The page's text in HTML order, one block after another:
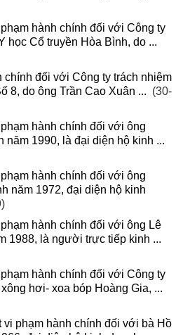
hành chính đối với Công ty
học Cổ truyền Hòa Bình, do ...
chính đối với Công ty trách nhiệm
8, do ông Trần Cao Xuân ... (30-
hành chính đối với ông
năm 1990, là đại diện hộ kinh ...
hành chính đối với ông
năm 1972, đại diện hộ kinh
hành chính đối với ông Lê
1988, là người trực tiếp kinh ...
hành chính đối với Công ty
hơi- xoa bóp Hoàng Gia, ...
vi phạm hành chính đối với bà Hồ